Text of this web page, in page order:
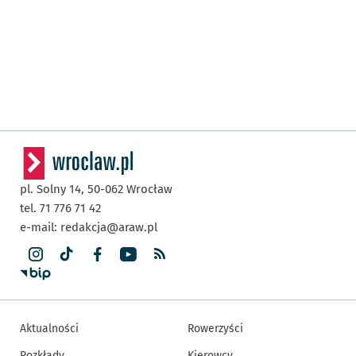
pl. Solny 14, 50-062 Wrocław
tel. 71 776 71 42
e-mail: redakcja@araw.pl
Aktualności
Rowerzyści